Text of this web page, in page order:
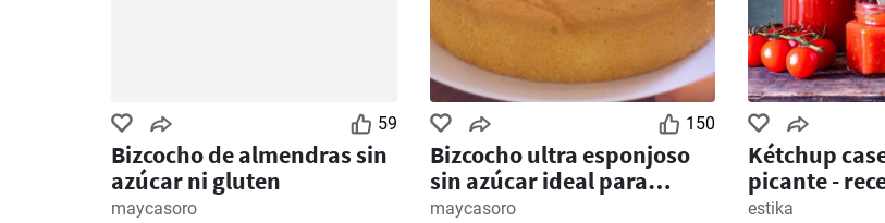
59
Bizcocho de almendras sin
azúcar ni gluten
maycasoro
150
Bizcocho ultra esponjoso
sin azúcar ideal para
diabéticos
maycasoro
Kétchup
picante -
madre
estika